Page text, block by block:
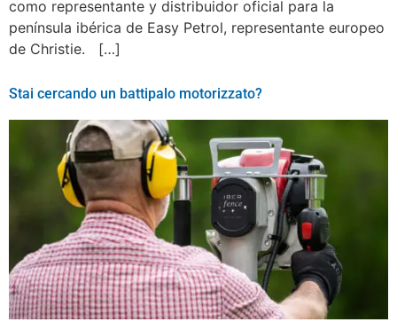
como representante y distribuidor oficial para la
península ibérica de Easy Petrol, representante europeo
de Christie. […]
Stai cercando un battipalo motorizzato?